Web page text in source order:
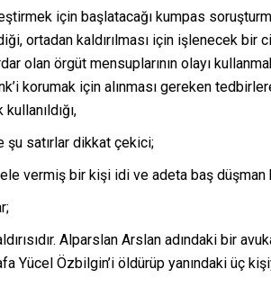
için başlatacağı kumpas
ortadan kaldırılması için işlenecek bir
olan örgüt mensuplarının olayı
korumak için alınması gereken
satırlar dikkat çekici;
vermiş bir kişi idi ve adeta baş
Alparslan Arslan adındaki bir
Yücel Özbilgin’i öldürüp yanındaki üç